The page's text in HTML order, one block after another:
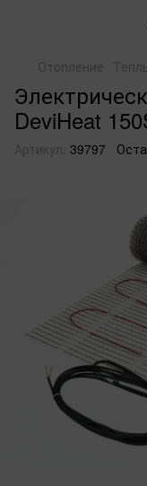
Отопление
DeviHeat
Артикул: 39797